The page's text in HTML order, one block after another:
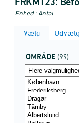
Enhed : Antal
Vælg
OMRÅDE (99)